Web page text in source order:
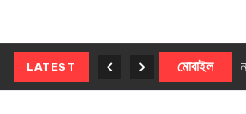
LATEST মোবাইল